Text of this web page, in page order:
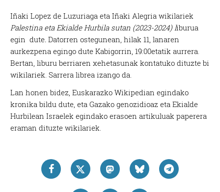
Iñaki Lopez de Luzuriaga eta Iñaki Alegria wikilariek
Palestina eta Ekialde Hurbila sutan (2023-2024) liburua
egin dute.Datorren ostegunean, hilak 11, lanaren
aurkezpena egingo dute Kabigorrin, 19:00etatik aurrera.
Bertan, liburu berriaren xehetasunak kontatuko dituzte bi
wikilariek. Sarrera librea izango da.
Lan honen bidez, Euskarazko Wikipedian egindako
kronika bildu dute, eta Gazako genozidioaz eta Ekialde
Hurbilean Israelek egindako erasoen artikuluak paperera
eraman dituzte wikilariek.